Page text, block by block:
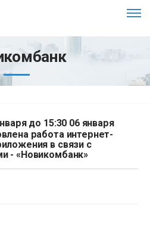
до 15:30 06 января
работа интернет-
в связи с
- «Новикомбанк»